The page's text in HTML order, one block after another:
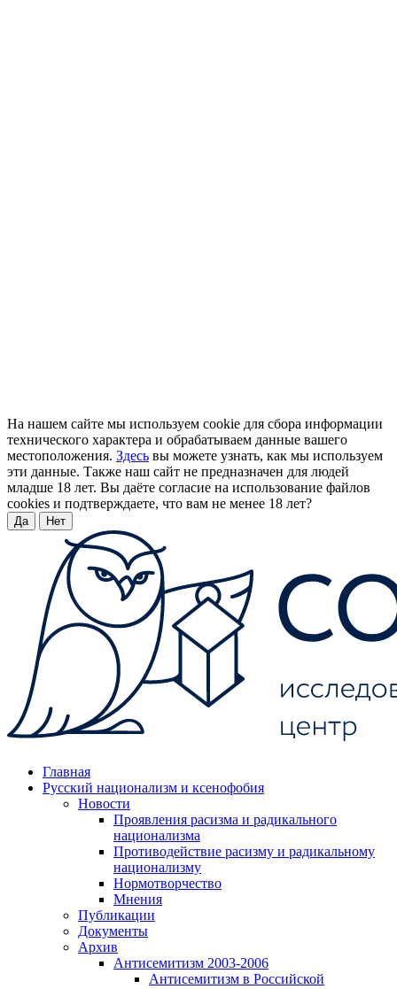
На нашем сайте мы используем cookie для сбора информации
технического характера и обрабатываем данные вашего
местоположения. Здесь вы можете узнать, как мы используем
эти данные. Также наш сайт не предназначен для людей
младше 18 лет. Вы даёте согласие на использование файлов
cookies и подтверждаете, что вам не менее 18 лет?
Да Нет
Главная
Русский национализм и ксенофобия
Новости
Проявления расизма и радикального
национализма
Противодействие расизму и радикальному
национализму
Нормотворчество
Мнения
Публикации
Документы
Архив
Антисемитизм 2003-2006
Антисемитизм в Российской